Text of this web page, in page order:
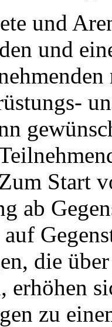
und
und
Start
ab
auf
die
erhöhen
zu